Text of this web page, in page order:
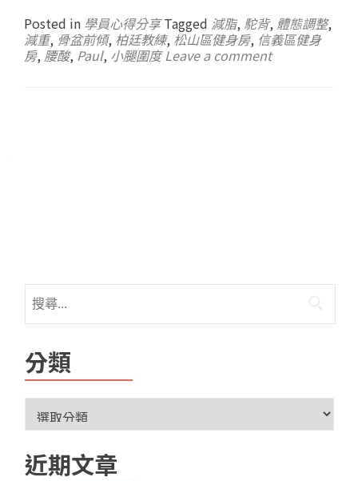
Posted in 學員心得分享 Tagged 減脂, 駝背, 體態調整,
減重, 骨盆前傾, 柏廷教練, 松山區健身房, 信義區健身
房, 腰酸, Paul, 小腿圍度 Leave a comment
分類
近期文章